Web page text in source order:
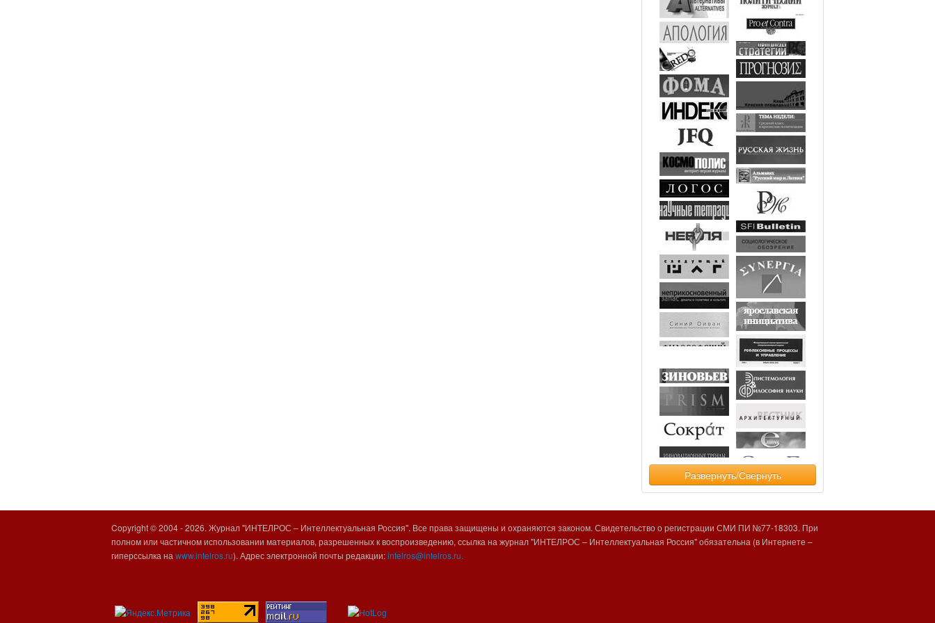
Развернуть/Свернуть
Copyright © 2004 -2026. Журнал "ИНТЕЛРОС – Интеллектуальная Россия". Все права защищены и охраняются законом. Свидетельство о регистрации СМИ ПИ №77-18303. При
полном или частичном использовании материалов, разрешенных к воспроизведению, ссылка на журнал "ИНТЕЛРОС – Интеллектуальная Россия" обязательна (в Интернете –
гиперссылка на www.intelros.ru). Адрес электронной почты редакции:intelros@intelros.ru.